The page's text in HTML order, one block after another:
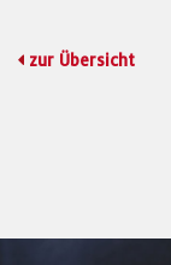
zur Übersicht